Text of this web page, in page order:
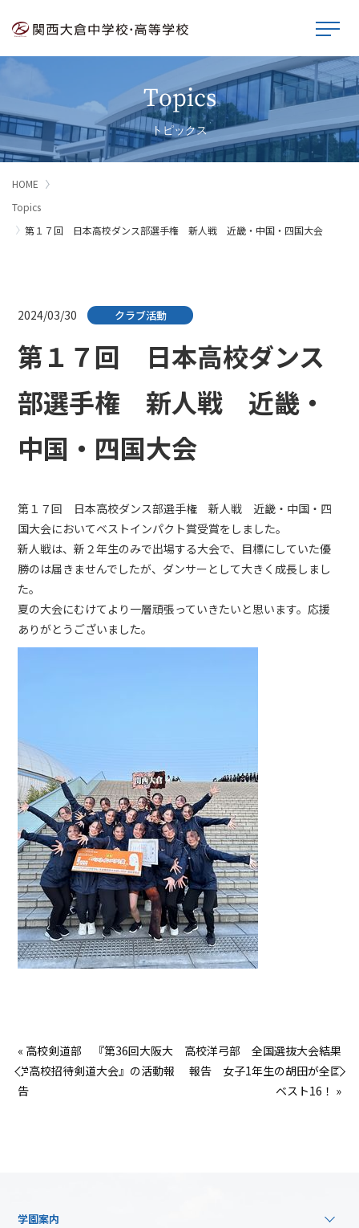
Topics
トピックス
HOME
Topics
第１７回 日本高校ダンス部選手権 新人戦 近畿・中国・四国大会
2024/03/30 クラブ活動
第１７回 日本高校ダンス
部選手権 新人戦 近畿・
中国・四国大会
第１７回 日本高校ダンス部選手権 新人戦 近畿・中国・四
国大会においてベストインパクト賞受賞をしました。
新人戦は、新２年生のみで出場する大会で、目標にしていた優
勝のは届きませんでしたが、ダンサーとして大きく成長しまし
た。
夏の大会にむけてより一層頑張っていきたいと思います。応援
ありがとうございました。
« 高校剣道部 『第36回大阪大
学高校招待剣道大会』の活動報
告
高校洋弓部 全国選抜大会結果
報告 女子1年生の胡田が全国
ベスト16！ »
学園案内